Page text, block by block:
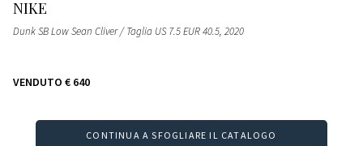
NIKE
Dunk SB Low Sean Cliver / Taglia US 7.5 EUR 40.5, 2020
VENDUTO € 640
CONTINUA A SFOGLIARE IL CATALOGO